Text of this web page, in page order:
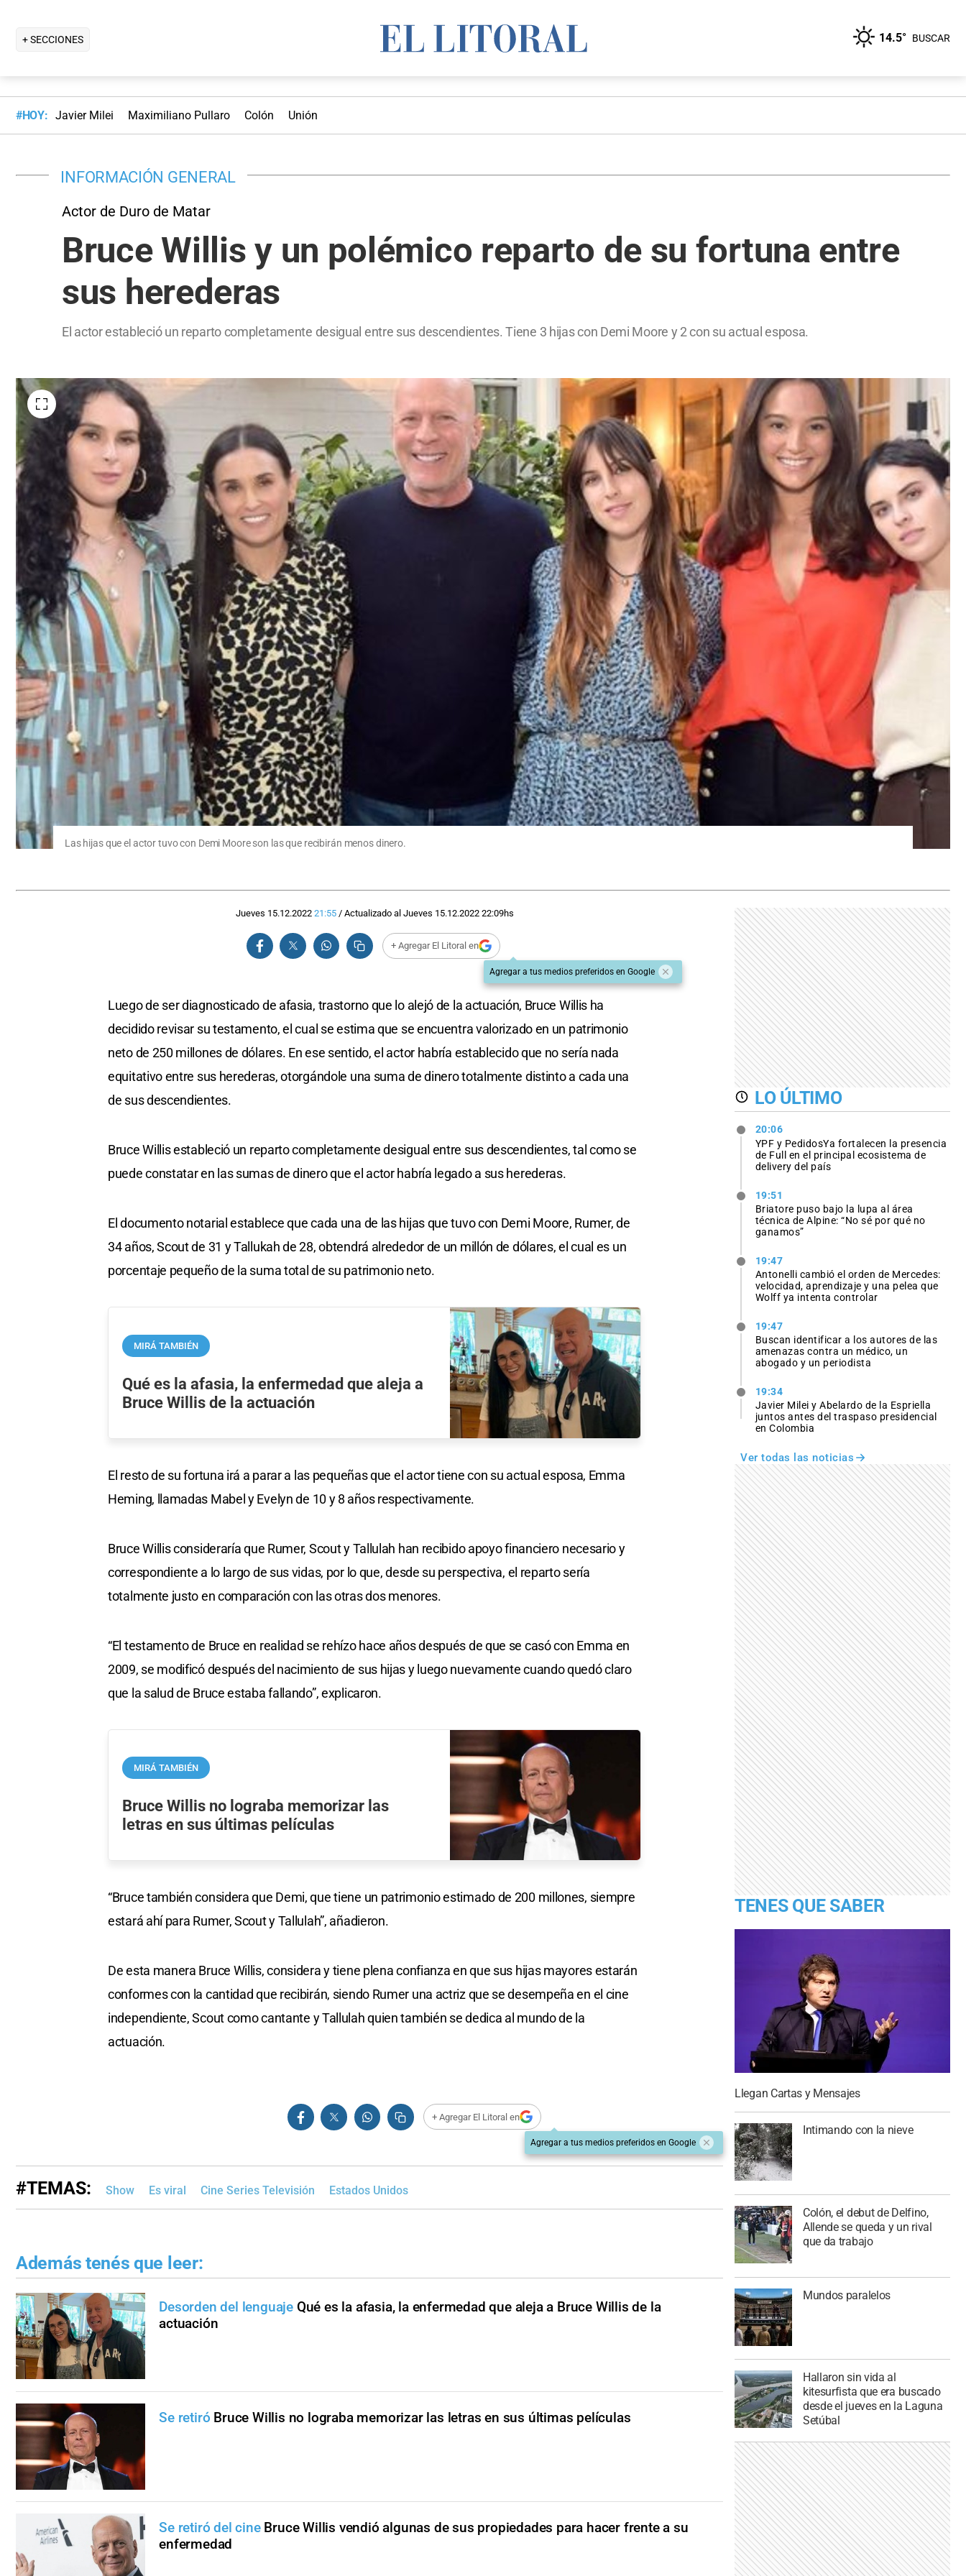
+ SECCIONES 14.5° BUSCAR
#HOY: Javier Milei Maximiliano Pullaro Colón Unión
INFORMACIÓN GENERAL
Actor de Duro de Matar
Bruce Willis y un polémico reparto de su fortuna entre
sus herederas
El actor estableció un reparto completamente desigual entre sus descendientes. Tiene 3 hijas con Demi Moore y 2 con su actual esposa.
Las hijas que el actor tuvo con Demi Moore son las que recibirán menos dinero.
Jueves 15.12.2022 21:55/ Actualizado al Jueves 15.12.2022 22:09hs
+ Agregar El Litoral en
Agregar a tus medios preferidos en Google
Luego de ser diagnosticado de afasia, trastorno que lo alejó de la actuación, Bruce Willis ha
decidido revisar su testamento, el cual se estima que se encuentra valorizado en un patrimonio
neto de 250 millones de dólares. En ese sentido, el actor habría establecido que no sería nada
equitativo entre sus herederas, otorgándole una suma de dinero totalmente distinto a cada una
de sus descendientes.
Bruce Willis estableció un reparto completamente desigual entre sus descendientes, tal como se
puede constatar en las sumas de dinero que el actor habría legado a sus herederas.
El documento notarial establece que cada una de las hijas que tuvo con Demi Moore, Rumer, de
34 años, Scout de 31 y Tallukah de 28, obtendrá alrededor de un millón de dólares, el cual es un
porcentaje pequeño de la suma total de su patrimonio neto.
MIRÁ TAMBIÉN
Qué es la afasia, la enfermedad que aleja a
Bruce Willis de la actuación
El resto de su fortuna irá a parar a las pequeñas que el actor tiene con su actual esposa, Emma
Heming, llamadas Mabel y Evelyn de 10 y 8 años respectivamente.
Bruce Willis consideraría que Rumer, Scout y Tallulah han recibido apoyo financiero necesario y
correspondiente a lo largo de sus vidas, por lo que, desde su perspectiva, el reparto sería
totalmente justo en comparación con las otras dos menores.
“El testamento de Bruce en realidad se rehízo hace años después de que se casó con Emma en
2009, se modificó después del nacimiento de sus hijas y luego nuevamente cuando quedó claro
que la salud de Bruce estaba fallando”, explicaron.
MIRÁ TAMBIÉN
Bruce Willis no lograba memorizar las
letras en sus últimas películas
“Bruce también considera que Demi, que tiene un patrimonio estimado de 200 millones, siempre
estará ahí para Rumer, Scout y Tallulah”, añadieron.
De esta manera Bruce Willis, considera y tiene plena confianza en que sus hijas mayores estarán
conformes con la cantidad que recibirán, siendo Rumer una actriz que se desempeña en el cine
independiente, Scout como cantante y Tallulah quien también se dedica al mundo de la
actuación.
+ Agregar El Litoral en
Agregar a tus medios preferidos en Google
#TEMAS: Show Es viral Cine Series Televisión Estados Unidos
Además tenés que leer:
Desorden del lenguaje Qué es la afasia, la enfermedad que aleja a Bruce Willis de la
actuación
Se retiró Bruce Willis no lograba memorizar las letras en sus últimas películas
Se retiró del cine Bruce Willis vendió algunas de sus propiedades para hacer frente a su
enfermedad
LO ÚLTIMO
20:06
YPF y PedidosYa fortalecen la presencia
de Full en el principal ecosistema de
delivery del país
19:51
Briatore puso bajo la lupa al área
técnica de Alpine: “No sé por qué no
ganamos”
19:47
Antonelli cambió el orden de Mercedes:
velocidad, aprendizaje y una pelea que
Wolff ya intenta controlar
19:47
Buscan identificar a los autores de las
amenazas contra un médico, un
abogado y un periodista
19:34
Javier Milei y Abelardo de la Espriella
juntos antes del traspaso presidencial
en Colombia
Ver todas las noticias
TENES QUE SABER
Llegan Cartas y Mensajes
Intimando con la nieve
Colón, el debut de Delfino,
Allende se queda y un rival
que da trabajo
Mundos paralelos
Hallaron sin vida al
kitesurfista que era buscado
desde el jueves en la Laguna
Setúbal